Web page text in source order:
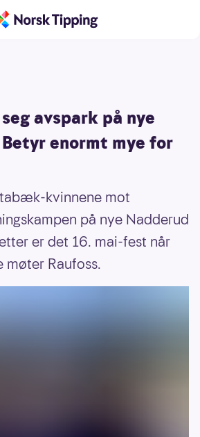
avspark på nye
enormt mye for
kvinnene mot
på nye Nadderud
er det 16. mai-fest når
Raufoss.